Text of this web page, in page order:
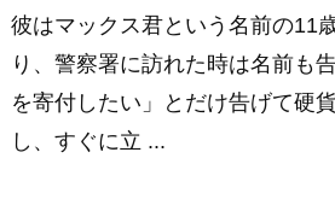
彼はマックス君という名前の11
り、警察署に訪れた時は名前も
を寄付したい」とだけ告げて硬
し、すぐに立 ...